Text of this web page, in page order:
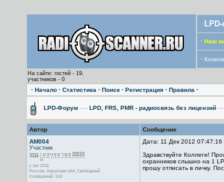
· Наш
·
На сайте: гостей - 19,
участников - 0
· Начало· Статистика · Поиск· Регистрация· Правила ·
LPD-Форум —› LPD, FRS, PMR - радиосвязь без лицензий
Автор
Сообщение
АМ004
Участник
с окт 2011
Россия, Амурская обл, Свободный
Сообщений: 169
Дата: 11 Дек 2012 07:47:16
Здравствуйте Коллеги!
охранников слышно на 1
прошу отписать в личку.